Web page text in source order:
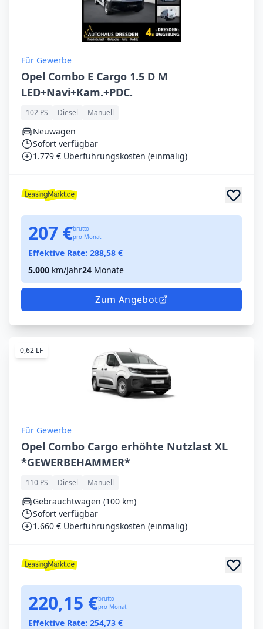
Für Gewerbe
Opel Combo E Cargo 1.5 D M
LED+Navi+Kam.+PDC.
102 PS Diesel Manuell
Neuwagen
Sofort verfügbar
1.779 € Überführungskosten (einmalig)
207 €brutto
pro Monat
Effektive Rate: 288,58 €
5.000 km/Jahr24 Monate
Zum Angebot
0,62 LF
Für Gewerbe
Opel Combo Cargo erhöhte Nutzlast XL
*GEWERBEHAMMER*
110 PS Diesel Manuell
Gebrauchtwagen (100 km)
Sofort verfügbar
1.660 € Überführungskosten (einmalig)
220,15 €brutto
pro Monat
Effektive Rate: 254,73 €